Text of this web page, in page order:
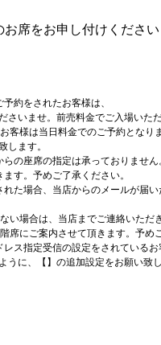
席をお申し付けくださ
約をされたお客様は、
さいませ。前売料金でご入場いた
客様は当日料金でのご予約となり
します。
の座席の指定は承っておりません
す。予めご了承ください。
た場合、当店からのメールが届
い場合は、当店までご連絡いただ
席にご案内させて頂きます。予め
ス指定受信の設定をされているお
うに、【】の追加設定をお願い致